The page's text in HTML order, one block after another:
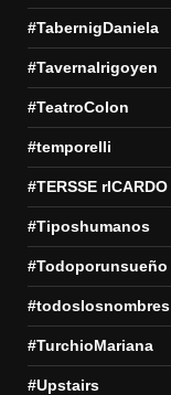
#TabernigDaniela
#TavernaIrigoyen
#TeatroColon
#temporelli
#TERSSE rICARDO
#Tiposhumanos
#Todoporunsueño
#todoslosnombres
#TurchioMariana
#Upstairs